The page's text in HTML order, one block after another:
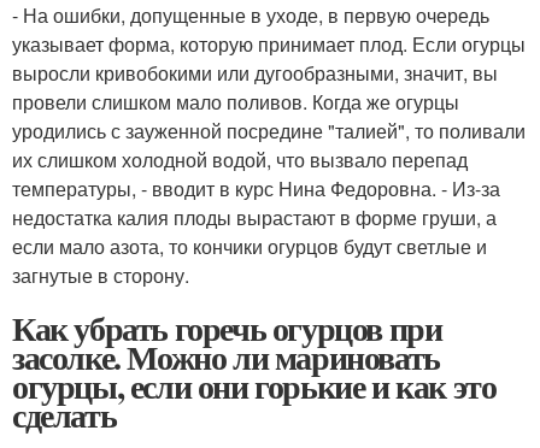
- На ошибки, допущенные в уходе, в первую очередь
указывает форма, которую принимает плод. Если огурцы
выросли кривобокими или дугообразными, значит, вы
провели слишком мало поливов. Когда же огурцы
уродились с зауженной посредине "талией", то поливали
их слишком холодной водой, что вызвало перепад
температуры, - вводит в курс Нина Федоровна. - Из-за
недостатка калия плоды вырастают в форме груши, а
если мало азота, то кончики огурцов будут светлые и
загнутые в сторону.
Как убрать горечь огурцов при
засолке. Можно ли мариновать
огурцы, если они горькие и как это
сделать